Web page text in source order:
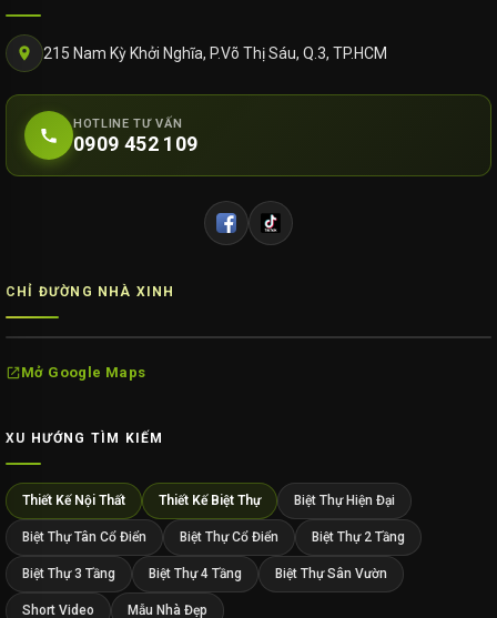
215 Nam Kỳ Khởi Nghĩa, P.Võ Thị Sáu, Q.3, TP.HCM
HOTLINE TƯ VẤN
0909 452 109
CHỈ ĐƯỜNG NHÀ XINH
Mở Google Maps
XU HƯỚNG TÌM KIẾM
Thiết Kế Nội Thất Thiết Kế Biệt Thự Biệt Thự Hiện Đại
Biệt Thự Tân Cổ Điển Biệt Thự Cổ Điển Biệt Thự 2 Tầng
Biệt Thự 3 Tầng Biệt Thự 4 Tầng Biệt Thự Sân Vườn
Short Video Mẫu Nhà Đẹp